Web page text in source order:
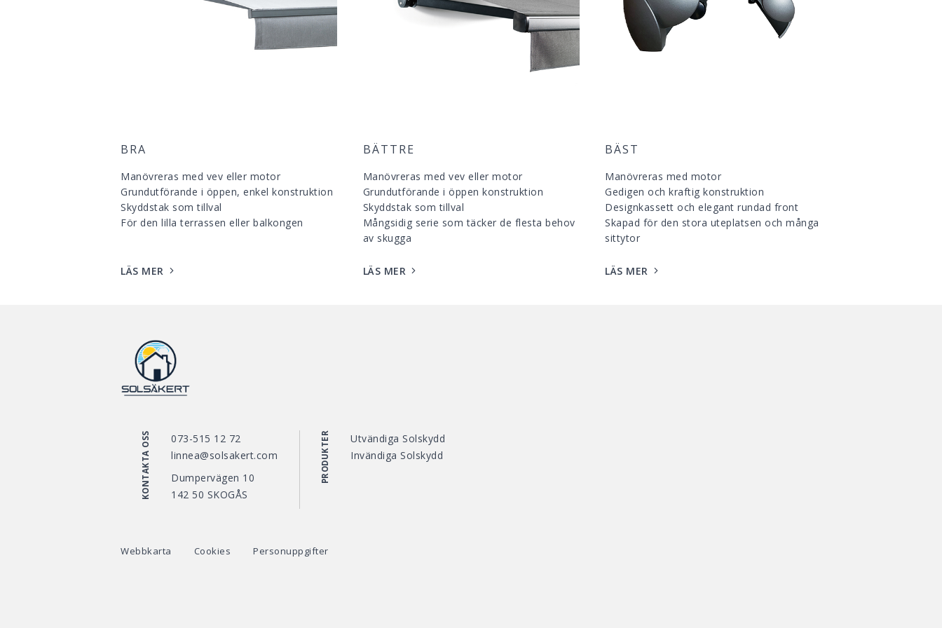
BRA
Manövreras med vev eller motor
Grundutförande i öppen, enkel konstruktion
Skyddstak som tillval
För den lilla terrassen eller balkongen
LÄS MER
BÄTTRE
Manövreras med vev eller motor
Grundutförande i öppen konstruktion
Skyddstak som tillval
Mångsidig serie som täcker de flesta behov
av skugga
LÄS MER
BÄST
Manövreras med motor
Gedigen och kraftig konstruktion
Designkassett och elegant rundad front
Skapad för den stora uteplatsen och många
sittytor
LÄS MER
KONTAKTA OSS
073-515 12 72
linnea@solsakert.com
Dumpervägen 10
142 50 SKOGÅS
PRODUKTER
Utvändiga Solskydd
Invändiga Solskydd
Webbkarta Cookies Personuppgifter